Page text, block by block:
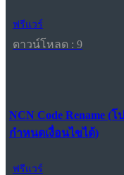
ฟรีแวร์
ดาวน์โหลด : 9
NCN Code Rename (
กำหนดเงื่อนไขได้)
ฟรีแวร์